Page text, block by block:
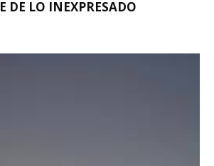
DE LO INEXPRESADO